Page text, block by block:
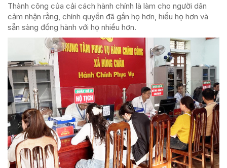
Thành công của cải cách hành chính là làm cho người dân
cảm nhận rằng, chính quyền đã gần họ hơn, hiểu họ hơn và
sẵn sàng đồng hành với họ nhiều hơn.